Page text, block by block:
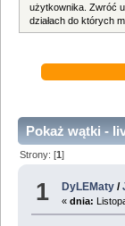
użytkownika. Zwróć
działach do których
Pokaż wątki -
Strony: [1]
1 DyLEMaty /
«dnia: